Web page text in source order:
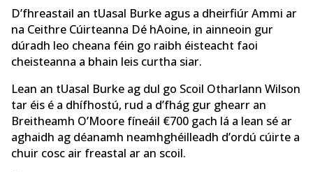
D’fhreastail an tUasal Burke agus a dheirfiúr Ammi ar
na Ceithre Cúirteanna Dé hAoine, in ainneoin gur
dúradh leo cheana féin go raibh éisteacht faoi
cheisteanna a bhain leis curtha siar.
Lean an tUasal Burke ag dul go Scoil Otharlann Wilson
tar éis é a dhífhostú, rud a d’fhág gur ghearr an
Breitheamh O’Moore fíneáil €700 gach lá a lean sé ar
aghaidh ag déanamh neamhghéilleadh d’ordú cúirte a
chuir cosc air freastal ar an scoil.